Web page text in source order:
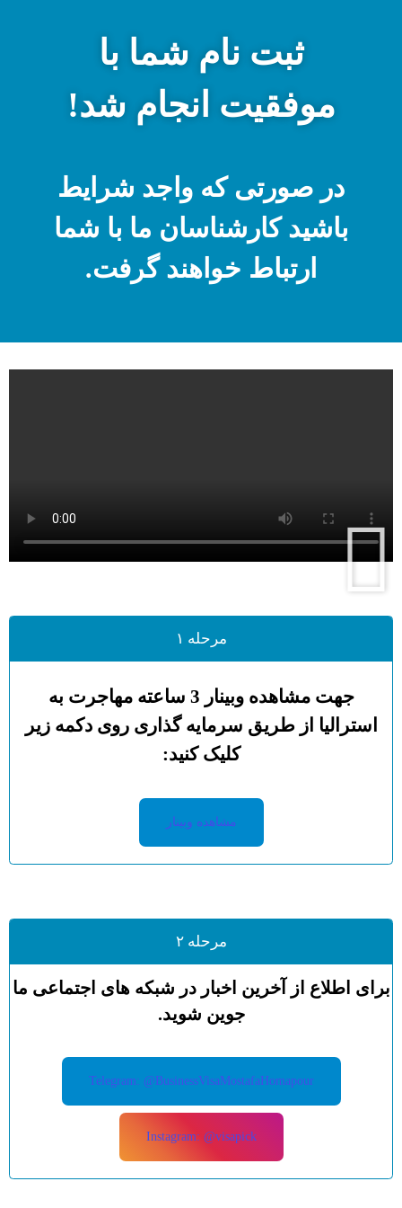
ثبت نام شما با
موفقیت انجام شد!
در صورتی که واجد شرایط
باشید کارشناسان ما با شما
ارتباط خواهند گرفت.
مرحله ۱
جهت مشاهده وبینار 3 ساعته مهاجرت به
استرالیا از طریق سرمایه گذاری روی دکمه زیر
کلیک کنید:
مشاهده وبینار
مرحله ۲
برای اطلاع از آخرین اخبار در شبکه های اجتماعی ما
جوین شوید.
Telegram: @BusinessVisaMostafaHomapour
Instagram: @visapick